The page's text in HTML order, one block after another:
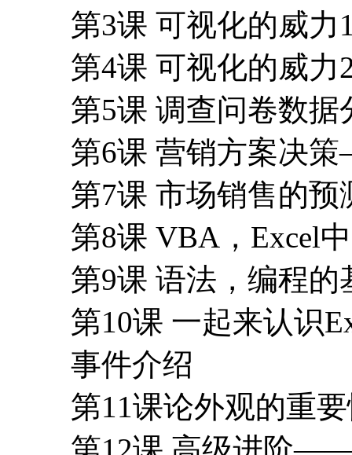
第3课 可视化的威
第4课 可视化的威
第5课 调查问卷数
第6课 营销方案决
第7课 市场销售的
第8课 VBA，Excel
第9课 语法，编程
第10课 一起来认识
事件介绍
第11课论外观的重